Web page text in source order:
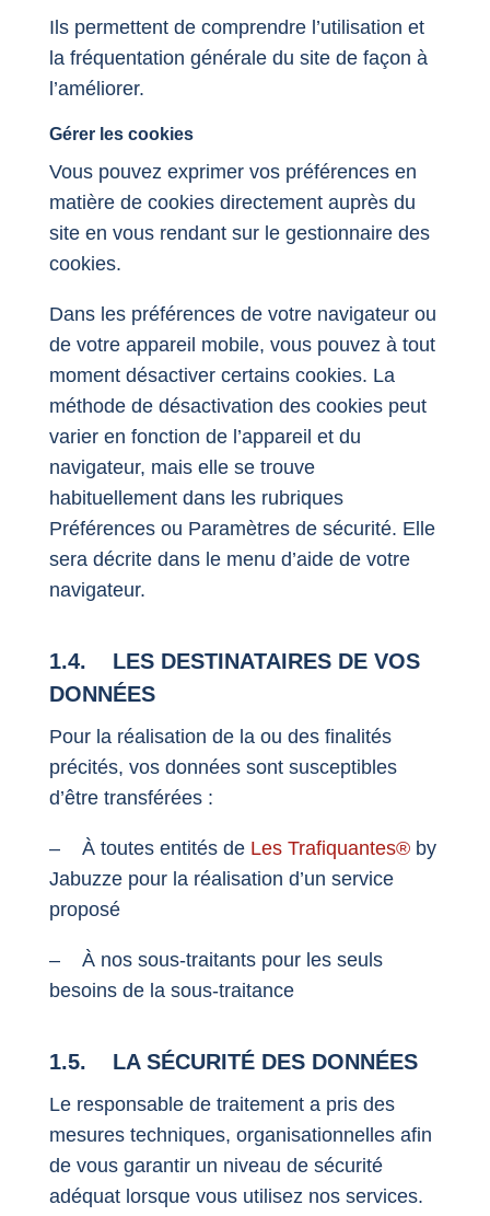
Ils permettent de comprendre l’utilisation et
la fréquentation générale du site de façon à
l’améliorer.
Gérer les cookies
Vous pouvez exprimer vos préférences en
matière de cookies directement auprès du
site en vous rendant sur le gestionnaire des
cookies.
Dans les préférences de votre navigateur ou
de votre appareil mobile, vous pouvez à tout
moment désactiver certains cookies. La
méthode de désactivation des cookies peut
varier en fonction de l’appareil et du
navigateur, mais elle se trouve
habituellement dans les rubriques
Préférences ou Paramètres de sécurité. Elle
sera décrite dans le menu d’aide de votre
navigateur.
1.4. LES DESTINATAIRES DE VOS
DONNÉES
Pour la réalisation de la ou des finalités
précités, vos données sont susceptibles
d’être transférées :
– À toutes entités de Les Trafiquantes®by
Jabuzze pour la réalisation d’un service
proposé
– À nos sous-traitants pour les seuls
besoins de la sous-traitance
1.5. LA SÉCURITÉ DES DONNÉES
Le responsable de traitement a pris des
mesures techniques, organisationnelles afin
de vous garantir un niveau de sécurité
adéquat lorsque vous utilisez nos services.